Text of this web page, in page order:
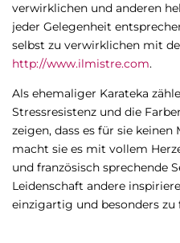
verwirklichen und anderen
jeder Gelegenheit
selbst zu verwirklichen mit
http://www.ilmistre.com.
Als ehemaliger Karateka
Stressresistenz und die
zeigen, dass es für sie
macht sie es mit vollem
und französisch sprechende
Leidenschaft andere
einzigartig und besonders zu